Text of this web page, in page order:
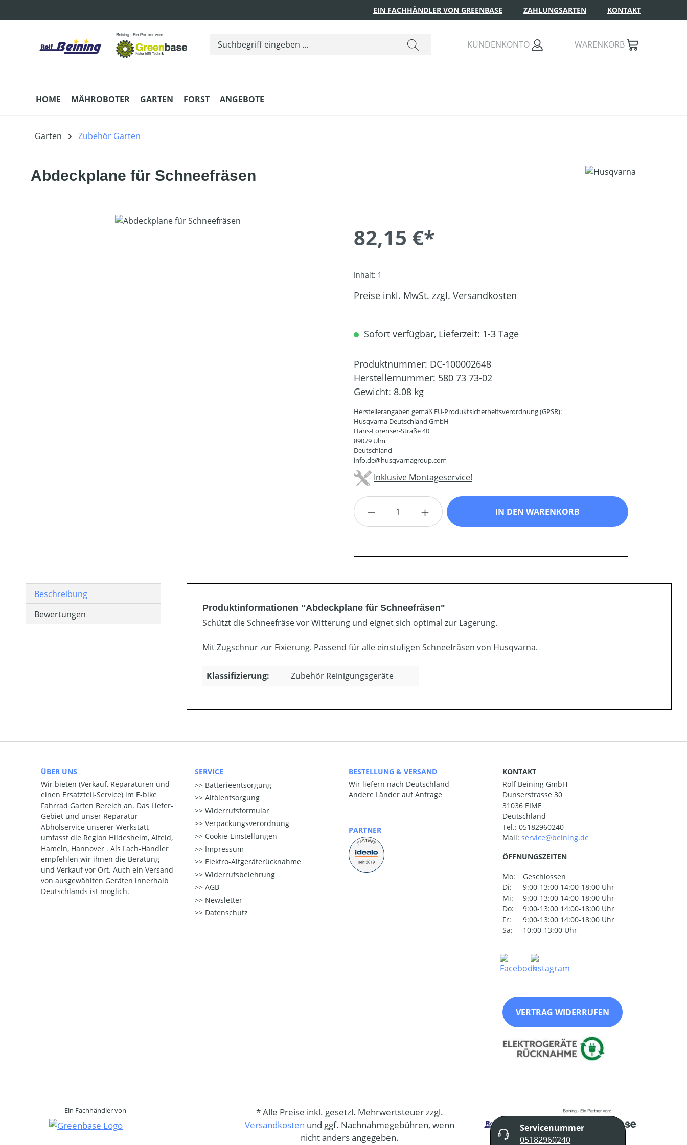
EIN FACHHÄNDLER VON GREENBASE ZAHLUNGSARTEN KONTAKT
KUNDENKONTO WARENKORB
HOME MÄHROBOTER GARTEN FORST ANGEBOTE
Garten Zubehör Garten
Abdeckplane für Schneefräsen
Bildergalerie überspringen
82,15 €*
Inhalt: 1
Preise inkl. MwSt. zzgl. Versandkosten
Sofort verfügbar, Lieferzeit: 1-3 Tage
Produktnummer: DC-100002648
Herstellernummer: 580 73 73-02
Gewicht: 8.08 kg
Herstellerangaben gemäß EU-Produktsicherheitsverordnung (GPSR):
Husqvarna Deutschland GmbH
Hans-Lorenser-Straße 40
89079 Ulm
Deutschland
info.de@husqvarnagroup.com
Inklusive Montageservice!
Produkt Anzahl: Gib den gewünschten Wert ein oder
IN DEN WARENKORB
Beschreibung
Bewertungen
Produktinformationen "Abdeckplane für Schneefräsen"
Schützt die Schneefräse vor Witterung und eignet sich optimal zur Lagerung.
Mit Zugschnur zur Fixierung. Passend für alle einstufigen Schneefräsen von Husqvarna.
Klassifizierung: Zubehör Reinigungsgeräte
ÜBER UNS
Wir bieten (Verkauf, Reparaturen und
einen Ersatzteil-Service) im E-bike
Fahrrad Garten Bereich an. Das Liefer-
Gebiet und unser Reparatur-
Abholservice unserer Werkstatt
umfasst die Region Hildesheim, Alfeld,
Hameln, Hannover . Als Fach-Händler
empfehlen wir ihnen die Beratung
und Verkauf vor Ort. Auch ein Versand
von ausgewählten Geräten innerhalb
Deutschlands ist möglich.
SERVICE
Batterieentsorgung
Altölentsorgung
Widerrufsformular
Verpackungsverordnung
Cookie-Einstellungen
Impressum
Elektro-Altgeräterücknahme
Widerrufsbelehrung
AGB
Newsletter
Datenschutz
BESTELLUNG & VERSAND
Wir liefern nach Deutschland
Andere Länder auf Anfrage
PARTNER
KONTAKT
Rolf Beining GmbH
Dunserstrasse 30
31036 EIME
Deutschland
Tel.: 05182960240
Mail:
ÖFFNUNGSZEITEN
Mo:
Geschlossen
Di:
9:00-13:00 14:00-18:00 Uhr
Mi:
9:00-13:00 14:00-18:00 Uhr
Do:
9:00-13:00 14:00-18:00 Uhr
Fr:
9:00-13:00 14:00-18:00 Uhr
Sa:
10:00-13:00 Uhr
VERTRAG WIDERRUFEN
Ein Fachhändler von
* Alle Preise inkl. gesetzl. Mehrwertsteuer zzgl.
Versandkosten und ggf. Nachnahmegebühren, wenn
nicht anders angegeben.
Servicenummer
05182960240